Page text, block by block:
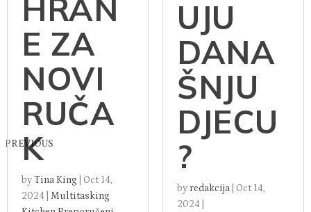
PREVIOUS
HRAN
E ZA
NOVI
RUČA
K
byTina King
Oct 14,
2024
Multitasking
UJU
DANA
ŠNJU
DJECU
?
by redakcija
Oct 14,
2024